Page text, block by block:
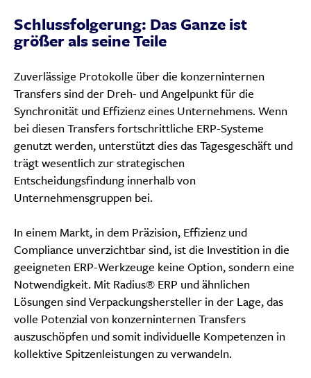
Schlussfolgerung: Das Ganze ist
größer als seine Teile
Zuverlässige Protokolle über die konzerninternen
Transfers sind der Dreh- und Angelpunkt für die
Synchronität und Effizienz eines Unternehmens. Wenn
bei diesen Transfers fortschrittliche ERP-Systeme
genutzt werden, unterstützt dies das Tagesgeschäft und
trägt wesentlich zur strategischen
Entscheidungsfindung innerhalb von
Unternehmensgruppen bei.
In einem Markt, in dem Präzision, Effizienz und
Compliance unverzichtbar sind, ist die Investition in die
geeigneten ERP-Werkzeuge keine Option, sondern eine
Notwendigkeit. Mit Radius® ERP und ähnlichen
Lösungen sind Verpackungshersteller in der Lage, das
volle Potenzial von konzerninternen Transfers
auszuschöpfen und somit individuelle Kompetenzen in
kollektive Spitzenleistungen zu verwandeln.